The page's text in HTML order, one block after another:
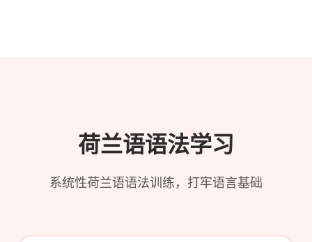
荷兰语语法学习
系统性荷兰语语法训练，打牢语言基础